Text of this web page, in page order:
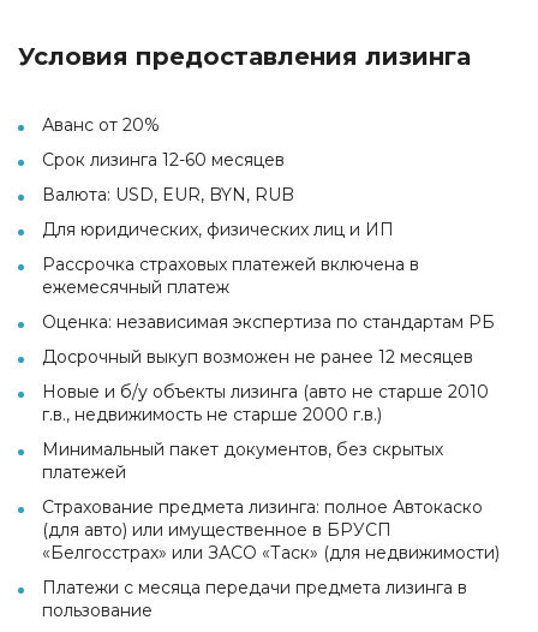
Условия предоставления лизинга
Аванс от 20%
Срок лизинга 12-60 месяцев
Валюта: USD, EUR, BYN, RUB
Для юридических, физических лиц и ИП
Рассрочка страховых платежей включена в
ежемесячный платеж
Оценка: независимая экспертиза по стандартам РБ
Досрочный выкуп возможен не ранее 12 месяцев
Новые и б/у объекты лизинга (авто не старше 2010
г.в., недвижимость не старше 2000 г.в.)
Минимальный пакет документов, без скрытых
платежей
Страхование предмета лизинга: полное Автокаско
(для авто) или имущественное в БРУСП
«Белгосстрах» или ЗАСО «Таск» (для недвижимости)
Платежи с месяца передачи предмета лизинга в
пользование